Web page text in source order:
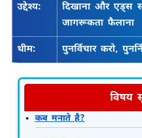
उद्देश्य:
दिखाना और एड्स
जागरूकता फैलाना
थीम: पुनर्विचार करो,
विषय
कब मनाते है?